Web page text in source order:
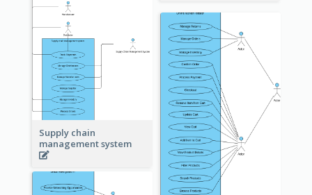
Supply chain
management system